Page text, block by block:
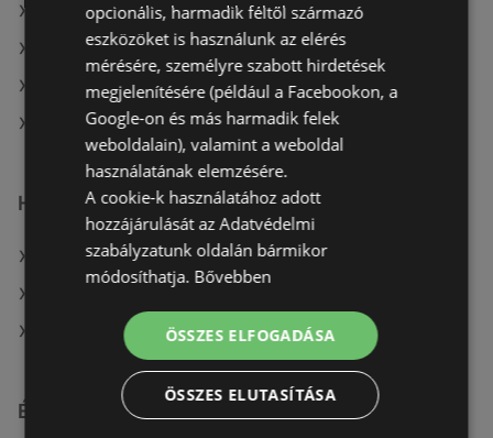
A(z) Brendon aktuális akciós újságjai
A(z) Herbária aktuális akciós újságjai
A(z) Dacia Sandero aktuális akciós újságjai
A(z) Pepco üzletei itt: Sopron-Fertődi
Hasonló kiskereskedők
A(z) Herbária ajánlatai
A(z) Dacia Sandero ajánlatai
Érdeklődésre számot tartó elemek itt:
opcionális, harmadik féltől származó
eszközöket is használunk az elérés
mérésére, személyre szabott hirdetések
megjelenítésére (például a Facebookon, a
Google-on és más harmadik felek
weboldalain), valamint a weboldal
használatának elemzésére.
A cookie-k használatához adott
hozzájárulását az Adatvédelmi
szabályzatunk oldalán bármikor
módosíthatja. Bővebben
ÖSSZES ELFOGADÁSA
ÖSSZES ELUTASÍTÁSA